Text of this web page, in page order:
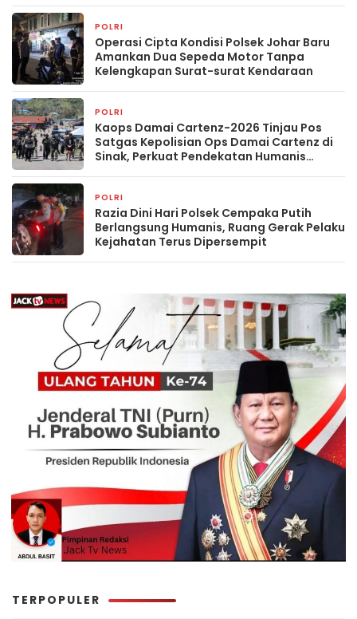
POLRI
Operasi Cipta Kondisi Polsek Johar Baru
Amankan Dua Sepeda Motor Tanpa
Kelengkapan Surat-surat Kendaraan
POLRI
Kaops Damai Cartenz-2026 Tinjau Pos
Satgas Kepolisian Ops Damai Cartenz di
Sinak, Perkuat Pendekatan Humanis
POLRI
Razia Dini Hari Polsek Cempaka Putih
Berlangsung Humanis, Ruang Gerak Pelaku
Kejahatan Terus Dipersempit
TERPOPULER